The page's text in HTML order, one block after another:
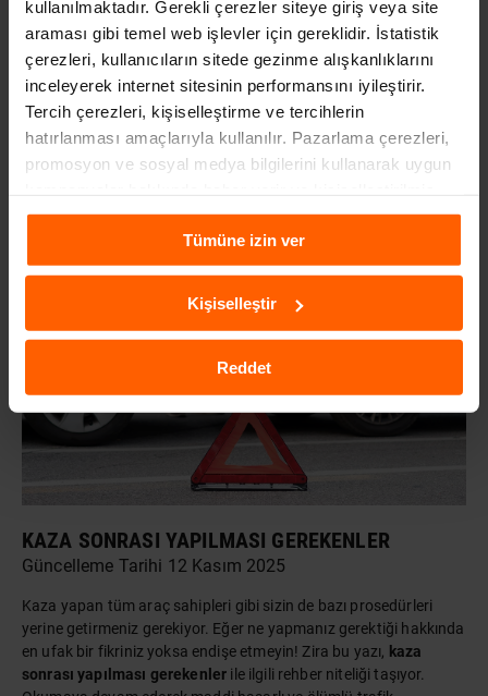
kullanılmaktadır. Gerekli çerezler siteye giriş veya site
araması gibi temel web işlevler için gereklidir. İstatistik
çerezleri, kullanıcıların sitede gezinme alışkanlıklarını
inceleyerek internet sitesinin performansını iyileştirir.
Tercih çerezleri, kişiselleştirme ve tercihlerin
hatırlanması amaçlarıyla kullanılır. Pazarlama çerezleri,
promosyon ve sosyal medya bilgilerini kullanarak uygun
içeriklerin sunulmasına yardımcı olur. Daha fazla
Çerezlere İlişkin Aydınlatma Metni
ulaşabilirsiniz.
Tümüne izin ver
Kişiselleştir
Reddet
start/stop sistemi nasıl çalışır
Start/stop arabaların nasıl kullanılacağına dair detayları
keşfetmek için okumaya devam edin!
Devamı
KAZA SONRASI YAPILMASI GEREKENLER
Güncelleme Tarihi 12 Kasım 2025
Kaza yapan tüm araçsahipleri gibi sizin de bazı prosedürleri
yerine getirmeniz gerekiyor. Eğer ne yapmanız gerektiği hakkında
en ufak bir fikriniz yoksa endişe etmeyin! Zira bu yazı, kaza
sonrası yapılması gerekenler ile ilgili rehber niteliği taşıyor.